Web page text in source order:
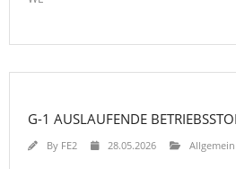
G-1 AUSLAUFENDE
By FE2 28.05.2026 Allgemein